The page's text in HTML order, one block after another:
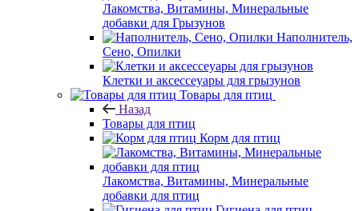
Лакомства, Витамины, Минеральные
добавки для Грызунов
Наполнитель,
Сено, Опилки
Клетки и аксессеуары для грызунов
Товары для птиц
Назад
Товары для птиц
Корм для птиц
Лакомства, Витамины, Минеральные
добавки для птиц